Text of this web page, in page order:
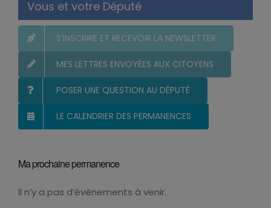
Vous et votre Député
S’INSCRIRE ET RECEVOIR LA NEWSLETTER
MES LETTRES ENVOYÉES AUX CITOYENS
POSER UNE QUESTION AU DÉPUTÉ
LE CALENDRIER DES PERMANENCES
Ma prochaine permanence
Il n’y a pas d’évènements à venir.